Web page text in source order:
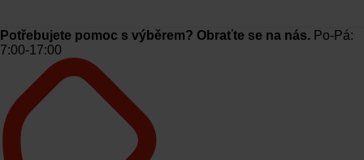
Potřebujete pomoc s výběrem? Obraťte se na nás. Po-Pá:
7:00-17:00